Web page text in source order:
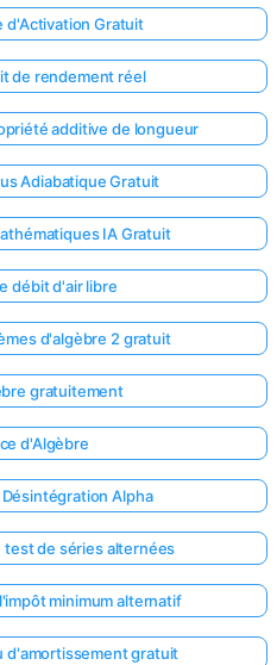
d'Activation Gratuit
de rendement réel
additive de longueur
Adiabatique Gratuit
IA Gratuit
débit d'air libre
d'algèbre 2 gratuit
gratuitement
d'Algèbre
Alpha
de séries alternées
minimum alternatif
d'amortissement gratuit